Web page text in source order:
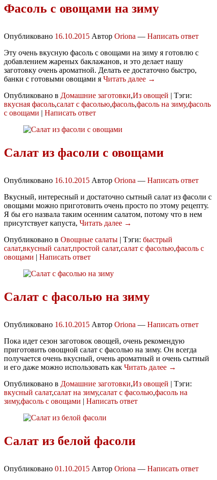
Фасоль с овощами на зиму
Опубликовано 16.10.2015 Автор Oriona — Написать ответ
Эту очень вкусную фасоль с овощами на зиму я готовлю с
добавлением жареных баклажанов, и это делает нашу
заготовку очень ароматной. Делать ее достаточно быстро,
банки с готовыми овощами я Читать далее →
Опубликовано в Домашние заготовки,Из овощей | Тэги:
вкусная фасоль,салат с фасолью,фасоль,фасоль на зиму,фасоль
с овощами | Написать ответ
Салат из фасоли с овощами
Опубликовано 16.10.2015 Автор Oriona — Написать ответ
Вкусный, интересный и достаточно сытный салат из фасоли с
овощами можно приготовить очень просто по этому рецепту.
Я бы его назвала таким осенним салатом, потому что в нем
присутствует капуста, Читать далее →
Опубликовано в Овощные салаты | Тэги: быстрый
салат,вкусный салат,простой салат,салат с фасолью,фасоль с
овощами | Написать ответ
Салат с фасолью на зиму
Опубликовано 16.10.2015 Автор Oriona — Написать ответ
Пока идет сезон заготовок овощей, очень рекомендую
приготовить овощной салат с фасолью на зиму. Он всегда
получается очень вкусный, очень ароматный и очень сытный
и его даже можно использовать как Читать далее →
Опубликовано в Домашние заготовки,Из овощей | Тэги:
вкусный салат,салат на зиму,салат с фасолью,фасоль на
зиму,фасоль с овощами | Написать ответ
Салат из белой фасоли
Опубликовано 01.10.2015 Автор Oriona — Написать ответ